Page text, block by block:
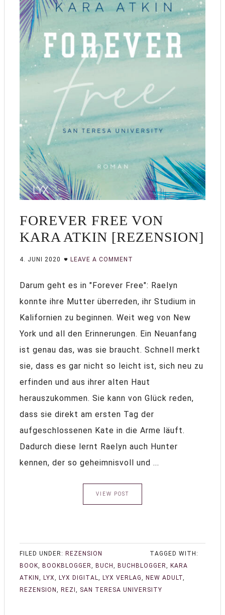
FOREVER FREE VON
KARA ATKIN [REZENSION]
4. JUNI 2020 LEAVE A COMMENT
Darum geht es in "Forever Free": Raelyn
konnte ihre Mutter überreden, ihr Studium in
Kalifornien zu beginnen. Weit weg von New
York und all den Erinnerungen. Ein Neuanfang
ist genau das, was sie braucht. Schnell merkt
sie, dass es gar nicht so leicht ist, sich neu zu
erfinden und aus ihrer alten Haut
herauszukommen. Sie kann von Glück reden,
dass sie direkt am ersten Tag der
aufgeschlossenen Kate in die Arme läuft.
Dadurch diese lernt Raelyn auch Hunter
kennen, der so geheimnisvoll und ...
VIEW POST
FILED UNDER: REZENSION
TAGGED WITH:
BOOK, BOOKBLOGGER, BUCH , BUCHBLOGGER, KARA
ATKIN , LYX, LYX DIGITAL, LYX VERLAG, NEW ADULT,
REZENSION , REZI , SAN TERESA UNIVERSITY